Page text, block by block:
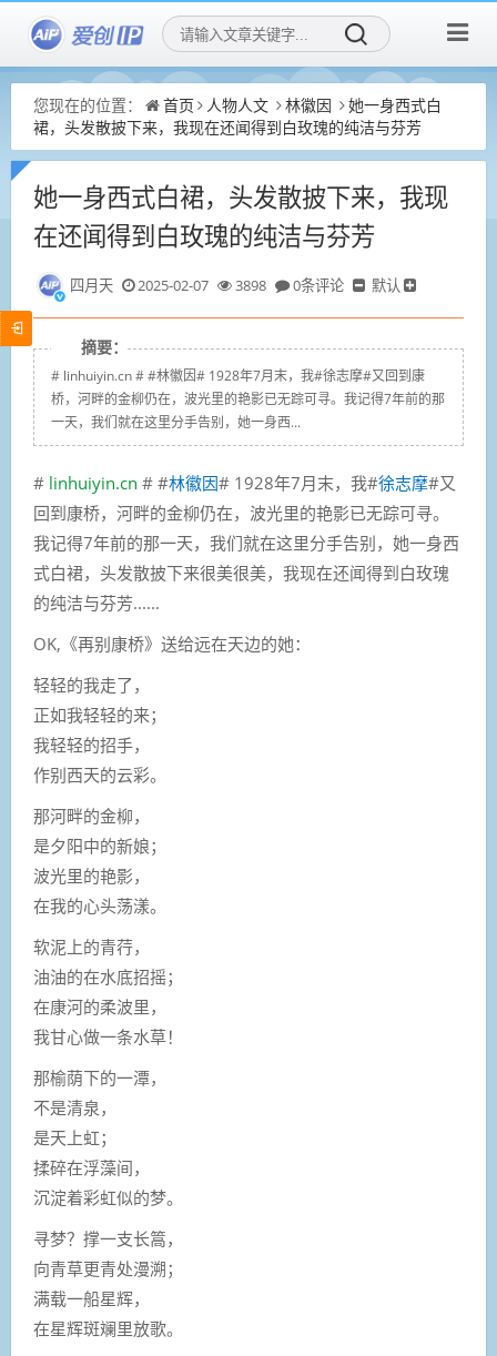
您现在的位置： 首页 人物人文 林徽因
她一身西式白
裙，头发散披下来，我现在还闻得到白玫瑰的纯洁与芬芳
她一身西式白裙，头发散披下来，我现
在还闻得到白玫瑰的纯洁与芬芳
四月天 2025-02-07 3898 0条评论 默认
摘要：
# linhuiyin.cn # #林徽因# 1928年7月末，我#徐志摩#又回到康
桥，河畔的金柳仍在，波光里的艳影已无踪可寻。我记得7年前的那
一天，我们就在这里分手告别，她一身西...
# linhuiyin.cn # #林徽因# 1928年7月末，我#徐志摩#又
回到康桥，河畔的金柳仍在，波光里的艳影已无踪可寻。
我记得7年前的那一天，我们就在这里分手告别，她一身西
式白裙，头发散披下来很美很美，我现在还闻得到白玫瑰
的纯洁与芬芳......
OK,《再别康桥》送给远在天边的她：
轻轻的我走了，
正如我轻轻的来；
我轻轻的招手，
作别西天的云彩。
那河畔的金柳，
是夕阳中的新娘；
波光里的艳影，
在我的心头荡漾。
软泥上的青荇，
油油的在水底招摇；
在康河的柔波里，
我甘心做一条水草！
那榆荫下的一潭，
不是清泉，
是天上虹；
揉碎在浮藻间，
沉淀着彩虹似的梦。
寻梦？撑一支长篙，
向青草更青处漫溯；
满载一船星辉，
在星辉斑斓里放歌。